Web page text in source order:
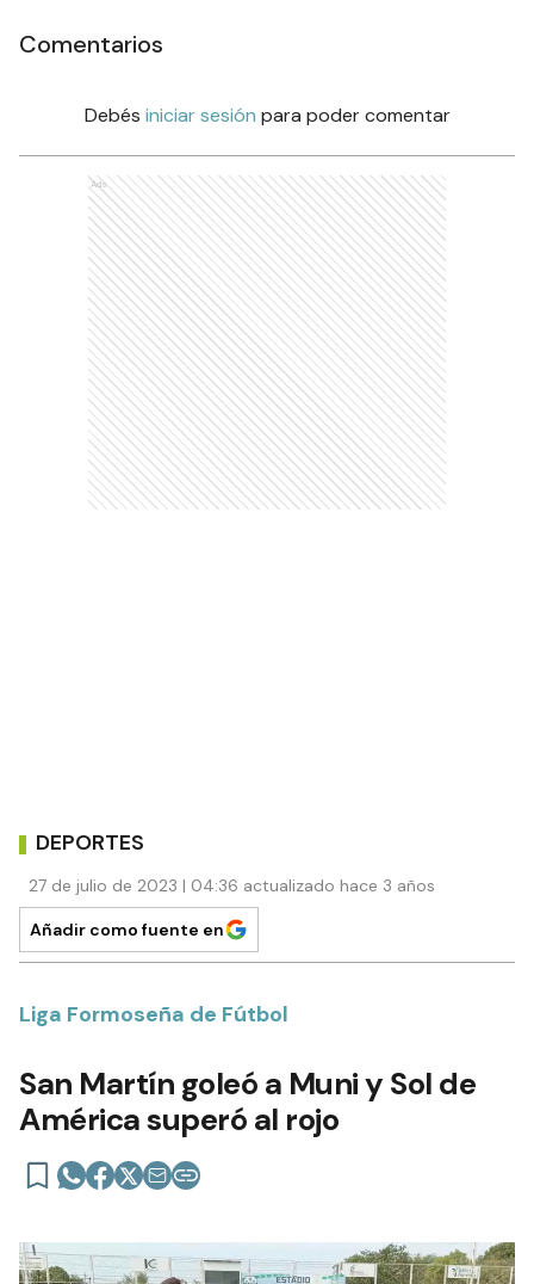
Comentarios
Debés iniciar sesión para poder comentar
Ads
DEPORTES
27 de julio de 2023 | 04:36 actualizado hace 3 años
Añadir como fuente en
Liga Formoseña de Fútbol
San Martín goleó a Muni y Sol de
América superó al rojo